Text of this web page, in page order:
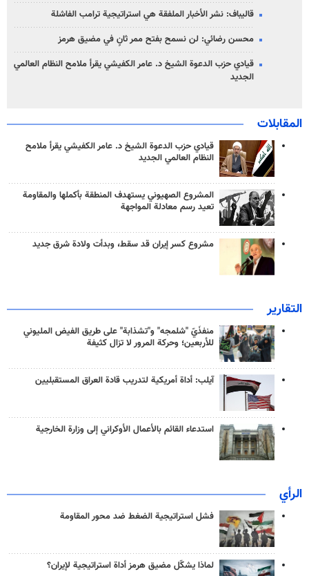
قاليباف: نشر الأخبار الملفقة هي استراتيجية ترامب الفاشلة
محسن رضائي: لن نسمح بفتح ممر ثانٍ في مضيق هرمز
قيادي حزب الدعوة الشيخ د. عامر الكفيشي يقرأ ملامح النظام العالمي
الجديد
المقابلات
قيادي حزب الدعوة الشيخ د. عامر الكفيشي يقرأ ملامح
النظام العالمي الجديد
المشروع الصهيوني يستهدف المنطقة بأكملها والمقاومة
تعيد رسم معادلة المواجهة
مشروع كسر إيران قد سقط، وبدأت ولادة شرق جديد
التقارير
منفذَيّ "شلمجه" و"تشذابة" على طريق الفيض المليوني
للأربعين؛ وحركة المرور لا تزال كثيفة
آيلب: أداة أمريكية لتدريب قادة العراق المستقبليين
استدعاء القائم بالأعمال الأوكراني إلى وزارة الخارجية
الرأي
فشل استراتيجية الضغط ضد محور المقاومة
لماذا يشكّل مضيق هرمز أداة استراتيجية لإيران؟